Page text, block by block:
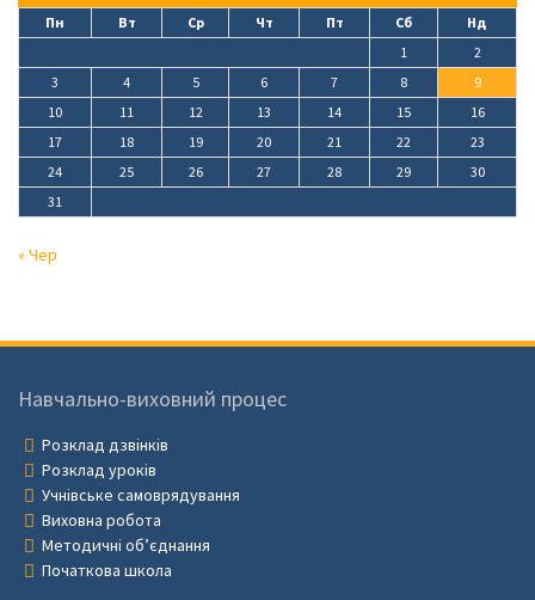
Пн Вт Ср Чт Пт Сб
Нд
1
2
3
4 5 6 7 8
9
10
11 12 13 14 15
16
17
18 19 20 21 22
23
24
25 26 27 28 29
30
31
« Чер
Навчально-виховний процес
Розклад дзвінків
Розклад уроків
Учнівське самоврядування
Виховна робота
Методичні об’єднання
Початкова школа